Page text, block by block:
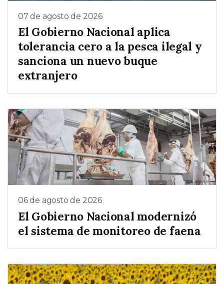
07 de agosto de 2026
El Gobierno Nacional aplica
tolerancia cero a la pesca ilegal y
sanciona un nuevo buque
extranjero
06 de agosto de 2026
El Gobierno Nacional modernizó
el sistema de monitoreo de faena